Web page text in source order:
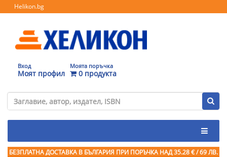
Helikon.bg
Вход
Моят профил
Моята поръчка
0 продукта
БЕЗПЛАТНА ДОСТАВКА В БЪЛГАРИЯ ПРИ ПОРЪЧКА НАД 35.28 € / 69 ЛВ.